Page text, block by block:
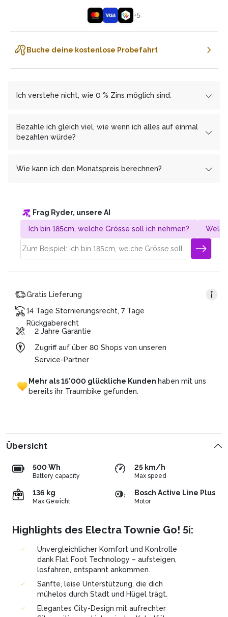
+5
Buche deine kostenlose Probefahrt
Ich verstehe nicht, wie 0 % Zins möglich sind.
cembrapay.ch und MF Group zusammen, welcher es uns
ermöglicht, dir die Ratenzahlung zinsfrei anzubieten.
Anteil des Gewinns. Diesen Weg haben wir bewusst
Bezahle ich gleich viel, wie wenn ich alles auf einmal
bezahlen würde?
mehr, als wenn Du alles auf einmal bezahlst.
Wie kann ich den Monatspreis berechnen?
Gesamtpreis: CHF 4’320.
Dauer des Plans: 36 Monate
Monatsrate: CHF 120 (4’320/36)
Frag Ryder, unsere AI
Ich bin 185cm, welche Grösse soll ich nehmen?
Gratis Lieferung
14 Tage Stornierungsrecht, 7 Tage
Rückgaberecht
2 Jahre Garantie
Zugriff auf über 80 Shops von unseren
Service-Partner
Mehr als15'000 glückliche Kunden haben mit uns
bereits ihr Traumbike gefunden.
Übersicht
500 Wh
Battery capacity
25 km/h
Max speed
136 kg
Max Gewicht
Bosch Active Line Plus
Motor
Highlights des Electra Townie Go! 5i:
Unvergleichlicher Komfort und Kontrolle
dank Flat Foot Technology – aufsteigen,
losfahren, entspannt ankommen.
Sanfte, leise Unterstützung, die dich
mühelos durch Stadt und Hügel trägt.
Elegantes City-Design mit aufrechter